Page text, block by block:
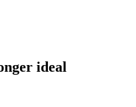
ideal